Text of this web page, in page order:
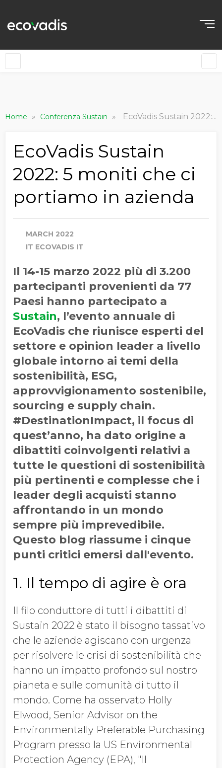
Home » Conferenza Sustain » EcoVadis Sustain 2022: 5 moniti che ci portiamo in azienda
EcoVadis Sustain
2022: 5 moniti che ci
portiamo in azienda
MARCH 2022
IT ECOVADIS IT
Il 14-15 marzo 2022 più di 3.200
partecipanti provenienti da 77
Paesi hanno partecipato a
Sustain, l’evento annuale di
EcoVadis che riunisce esperti del
settore e opinion leader a livello
globale intorno ai temi della
sostenibilità, ESG,
approvvigionamento sostenibile,
sourcing e supply chain.
#DestinationImpact, il focus di
quest’anno, ha dato origine a
dibattiti coinvolgenti relativi a
tutte le questioni di sostenibilità
più pertinenti e complesse che i
leader degli acquisti stanno
affrontando in un mondo
sempre più imprevedibile.
Questo blog riassume i cinque
punti critici emersi dall'evento.
1. Il tempo di agire è ora
Il filo conduttore di tutti i dibattiti di
Sustain 2022 è stato il bisogno tassativo
che le aziende agiscano con urgenza
per risolvere le crisi di sostenibilità che
hanno un impatto profondo sul nostro
pianeta e sulle comunità di tutto il
mondo. Come ha osservato Holly
Elwood, Senior Advisor on the
Environmentally Preferable Purchasing
Program presso la US Environmental
Protection Agency (EPA), "Il